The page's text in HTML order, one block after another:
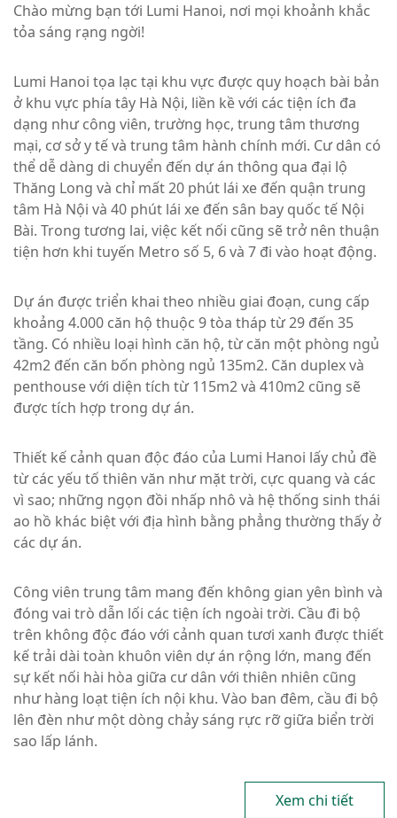
Chào mừng bạn tới Lumi Hanoi, nơi mọi khoảnh khắc
tỏa sáng rạng ngời!
Lumi Hanoi tọa lạc tại khu vực được quy hoạch bài bản
ở khu vực phía tây Hà Nội, liền kề với các tiện ích đa
dạng như công viên, trường học, trung tâm thương
mại, cơ sở y tế và trung tâm hành chính mới. Cư dân có
thể dễ dàng di chuyển đến dự án thông qua đại lộ
Thăng Long và chỉ mất 20 phút lái xe đến quận trung
tâm Hà Nội và 40 phút lái xe đến sân bay quốc tế Nội
Bài. Trong tương lai, việc kết nối cũng sẽ trở nên thuận
tiện hơn khi tuyến Metro số 5, 6 và 7 đi vào hoạt động.
Dự án được triển khai theo nhiều giai đoạn, cung cấp
khoảng 4.000 căn hộ thuộc 9 tòa tháp từ 29 đến 35
tầng. Có nhiều loại hình căn hộ, từ căn một phòng ngủ
42m2 đến căn bốn phòng ngủ 135m2. Căn duplex và
penthouse với diện tích từ 115m2 và 410m2 cũng sẽ
được tích hợp trong dự án.
Thiết kế cảnh quan độc đáo của Lumi Hanoi lấy chủ đề
từ các yếu tố thiên văn như mặt trời, cực quang và các
vì sao; những ngọn đồi nhấp nhô và hệ thống sinh thái
ao hồ khác biệt với địa hình bằng phẳng thường thấy ở
các dự án.
Công viên trung tâm mang đến không gian yên bình và
đóng vai trò dẫn lối các tiện ích ngoài trời. Cầu đi bộ
trên không độc đáo với cảnh quan tươi xanh được thiết
kế trải dài toàn khuôn viên dự án rộng lớn, mang đến
sự kết nối hài hòa giữa cư dân với thiên nhiên cũng
như hàng loạt tiện ích nội khu. Vào ban đêm, cầu đi bộ
lên đèn như một dòng chảy sáng rực rỡ giữa biển trời
sao lấp lánh.
Xem chi tiết